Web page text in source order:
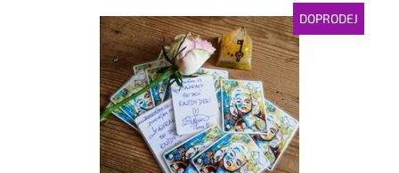
DOPRODEJ
Dostupnost:
Vyprodáno
3228